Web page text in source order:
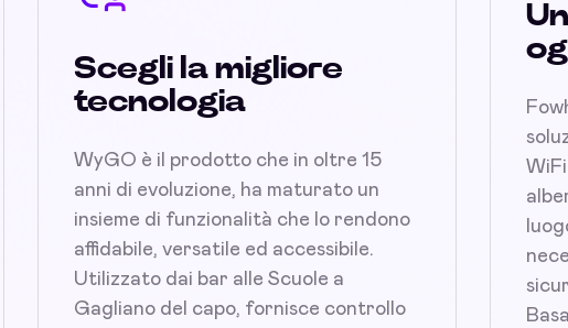
Scegli la migliore
tecnologia
WyGO è il prodotto che in oltre 15
anni di evoluzione, ha maturato un
insieme di funzionalità che lo rendono
affidabile, versatile ed accessibile.
Utilizzato dai bar alle Scuole a
Gagliano del capo, fornisce controllo